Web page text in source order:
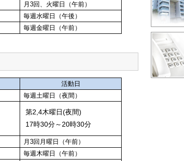
月3回、火曜日（午前）
毎週水曜日（午後）
毎週金曜日（午前）
活動日
毎週土曜日（夜間）
第2,4木曜日(夜間)
17時30分～20時30分
月3回月曜日（午前）
毎週木曜日（午前）